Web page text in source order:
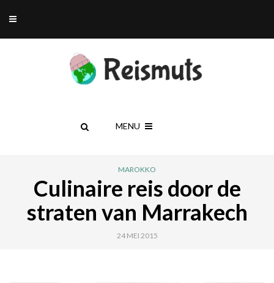
MENU
MAROKKO
Culinaire reis door de
straten van Marrakech
24 MEI 2015